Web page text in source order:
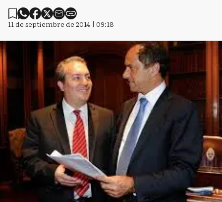
11 de septiembre de 2014 | 09:18